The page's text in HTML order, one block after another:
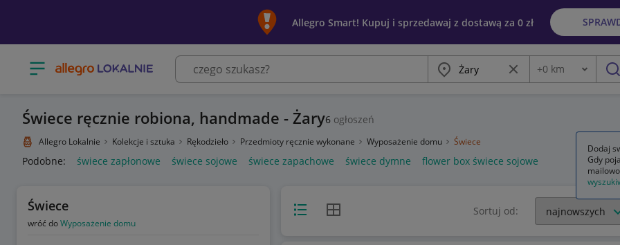
Allegro Smart! Kupuj i sprzedawaj z dostawą za 0 zł
Otwórz menu z kategoriami Miasto Wyczyść frazę
Odległość
+0 km
Świece ręcznie robiona, handmade - Żary6 ogłoszeń
Allegro Lokalnie Kolekcje i sztuka Rękodzieło Przedmioty ręcznie wykonane Wyposażenie domu Świece
Podobne: świece zapłonowe świece sojowe świece zapachowe świece dymne flower box świece sojowe
Świece
wróć doWyposażenie domu
Widok listyWidok siatki Sortuj od:
Dodaj
Gdy